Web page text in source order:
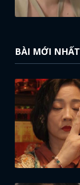
BÀI MỚI NHẤT